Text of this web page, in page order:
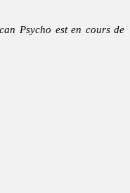
Psycho est en cours de